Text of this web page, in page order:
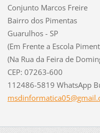
Conjunto Marcos Freire
Bairro dos Pimentas
Guarulhos - SP
(Em Frente a Escola
(Na Rua da Feira de
CEP: 07263-600
112486-5819 WhatsApp
msdinformatica05